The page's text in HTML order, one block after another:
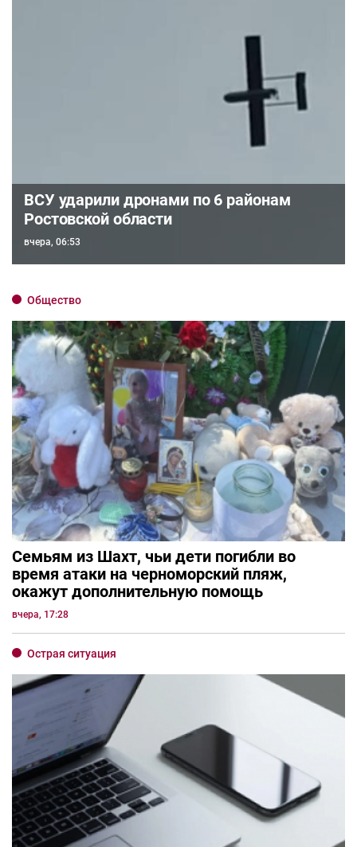
ВСУ ударили дронами по 6 районам
Ростовской области
вчера, 06:53
Общество
Семьям из Шахт, чьи дети погибли во
время атаки на черноморский пляж,
окажут дополнительную помощь
вчера, 17:28
Острая ситуация